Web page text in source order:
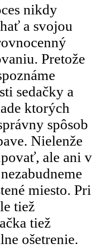
nikdy
a svojou
Pretože
sedačky a
ktorých
spôsob
Nielenže
ale ani v
miesto. Pri
tiež
tiež
ošetrenie.